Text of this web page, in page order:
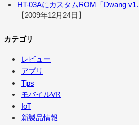
HT-03AにカスタムROM「Dwang
【2009年12月24日】
カテゴリ
レビュー
アプリ
Tips
モバイルVR
IoT
新製品情報